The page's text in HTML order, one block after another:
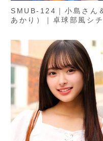
SMUB-124｜小島さん
あかり）｜卓球部風シ